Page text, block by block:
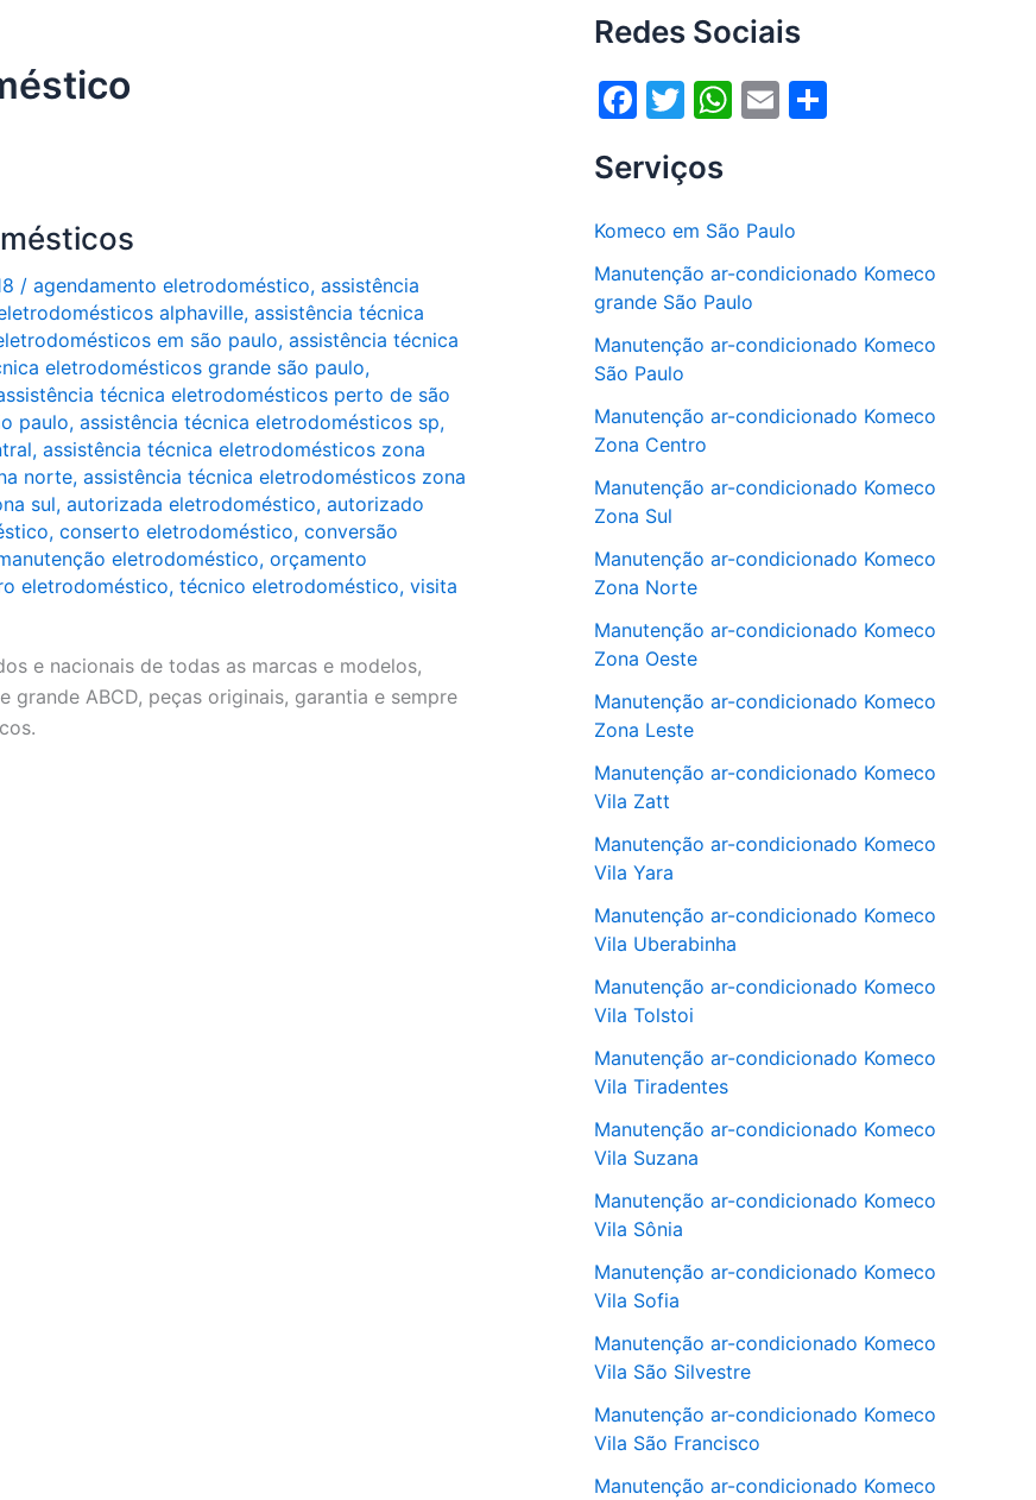
/ agendamento eletrodoméstico, assistência
alphaville, assistência técnica
em são paulo, assistência técnica
eletrodomésticos grande são paulo,
técnica eletrodomésticos perto de são
paulo, assistência técnica eletrodomésticos sp,
, assistência técnica eletrodomésticos zona
norte, assistência técnica eletrodomésticos zona
sul, autorizada eletrodoméstico, autorizado
, conserto eletrodoméstico, conversão
eletrodoméstico, orçamento
eletrodoméstico, técnico eletrodoméstico, visita
e nacionais de todas as marcas e modelos,
grande ABCD, peças originais, garantia e sempre
Redes Sociais
F
c
b
o
o
k
T
itt
er
W
s
A
p
E
l
Serviços
Komeco em São Paulo
Manutenção ar-condicionado Komeco
grande São Paulo
Manutenção ar-condicionado Komeco
São Paulo
Manutenção ar-condicionado Komeco
Zona Centro
Manutenção ar-condicionado Komeco
Zona Sul
Manutenção ar-condicionado Komeco
Zona Norte
Manutenção ar-condicionado Komeco
Zona Oeste
Manutenção ar-condicionado Komeco
Zona Leste
Manutenção ar-condicionado Komeco
Vila Zatt
Manutenção ar-condicionado Komeco
Vila Yara
Manutenção ar-condicionado Komeco
Vila Uberabinha
Manutenção ar-condicionado Komeco
Vila Tolstoi
Manutenção ar-condicionado Komeco
Vila Tiradentes
Manutenção ar-condicionado Komeco
Vila Suzana
Manutenção ar-condicionado Komeco
Vila Sônia
Manutenção ar-condicionado Komeco
Vila Sofia
Manutenção ar-condicionado Komeco
Vila São Silvestre
Manutenção ar-condicionado Komeco
Vila São Francisco
Manutenção ar-condicionado Komeco